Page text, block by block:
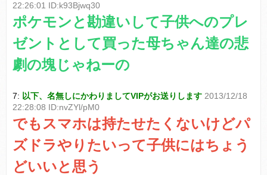
22:26:01 ID:k93Bjwq30
ポケモンと勘違いして子供へのプレ
ゼントとして買った母ちゃん達の悲
劇の塊じゃねーの
7: 以下、名無しにかわりましてVIPがお送りします 2013/12/18
22:28:08 ID:nvZYl/pM0
でもスマホは持たせたくないけどパ
ズドラやりたいって子供にはちょう
どいいと思う